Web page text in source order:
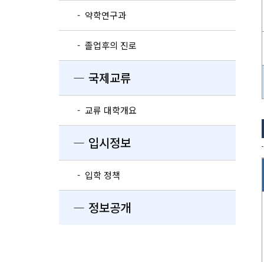
- 약학연구과
- 졸업후의 진로
― 국제교류
- 교류 대학개요
― 입시정보
- 입학 정책
― 정보공개